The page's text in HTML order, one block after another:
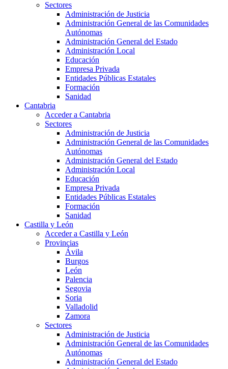
Sectores
Administración de Justicia
Administración General de las Comunidades
Autónomas
Administración General del Estado
Administración Local
Educación
Empresa Privada
Entidades Públicas Estatales
Formación
Sanidad
Cantabria
Acceder a Cantabria
Sectores
Administración de Justicia
Administración General de las Comunidades
Autónomas
Administración General del Estado
Administración Local
Educación
Empresa Privada
Entidades Públicas Estatales
Formación
Sanidad
Castilla y León
Acceder a Castilla y León
Provincias
Ávila
Burgos
León
Palencia
Segovia
Soria
Valladolid
Zamora
Sectores
Administración de Justicia
Administración General de las Comunidades
Autónomas
Administración General del Estado